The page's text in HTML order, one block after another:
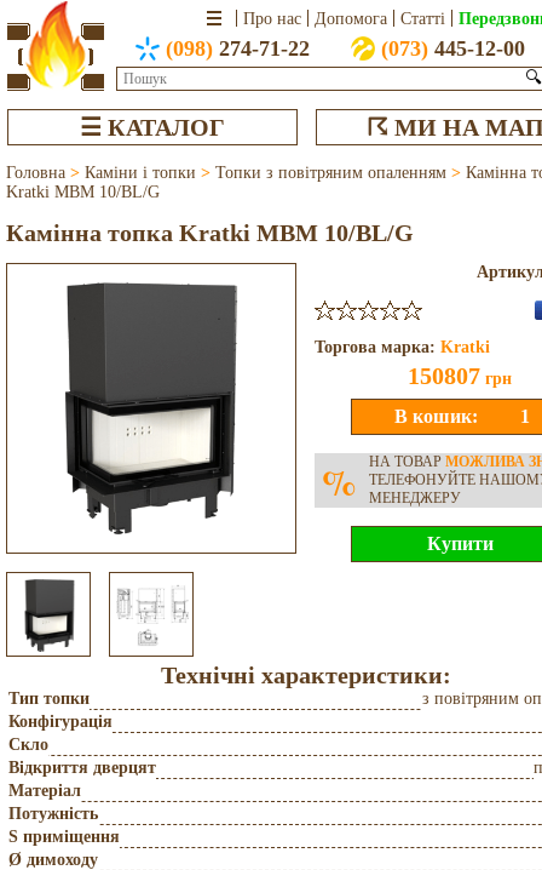
Про нас Допомога Статті
(098) 274-71-22 (073)445-12-00
🔍
☰ КАТАЛОГ ☈ МИ НА
Головна > Каміни і топки > Топки з повітряним опаленням > Камінна
Kratki MBM 10/BL/G
Камінна топка Kratki MBM 10/BL/G
Торгова марка: Kratki
150807 грн
% НА ТОВАР МОЖЛИВА
ТЕЛЕФОНУЙТЕ
МЕНЕДЖЕРУ
Технічні характеристики:
Тип топки
з повітряним
Конфігурація
Скло
Відкриття дверцят
Матеріал
Потужність
S приміщення
Ø димоходу